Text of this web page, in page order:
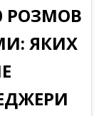
РОЗМОВ
ЯКИХ